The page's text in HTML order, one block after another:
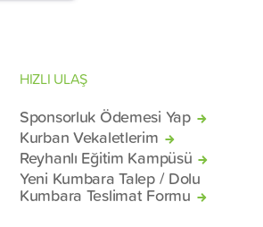
HIZLI ULAŞ
Sponsorluk Ödemesi Yap
Kurban Vekaletlerim
Reyhanlı Eğitim Kampüsü
Yeni Kumbara Talep / Dolu
Kumbara Teslimat Formu